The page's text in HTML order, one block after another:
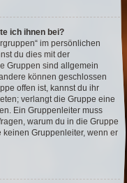
ich ihnen bei?
im persönlichen
du dies mit der
Gruppen sind allgemein
können geschlossen
offen ist, kannst du ihr
verlangt die Gruppe eine
Ein Gruppenleiter muss
warum du in die Gruppe
Gruppenleiter, wenn er